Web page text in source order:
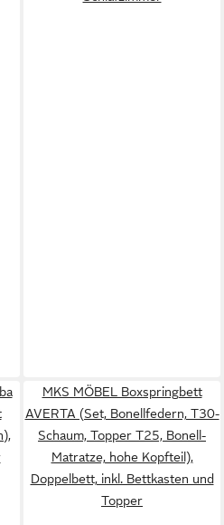
MKS MÖBEL Boxspringbett
AVERTA (Set, Bonellfedern, T30-
Schaum, Topper T25, Bonell-
Matratze, hohe Kopfteil),
Doppelbett, inkl. Bettkasten und
Topper